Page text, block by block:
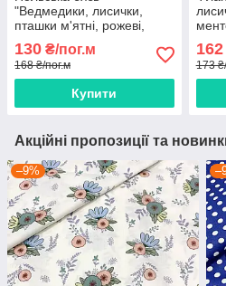
"Ведмедики, лисички,
пташки м'ятні, рожеві,
130 ₴/пог.м
168 ₴/пог.м
Купити
162
173
Акційні пропозиції та
–9%